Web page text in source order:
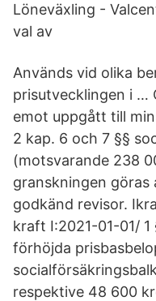
Löneväxling -
val av
Används vid olika
prisutvecklingen i …
emot uppgått till
2 kap. 6 och 7 §§
(motsvarande 238
granskningen göras
godkänd revisor.
kraft I:2021-01-01/
förhöjda
respektive 48 600